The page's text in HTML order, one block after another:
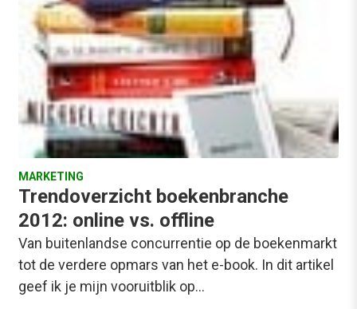
MARKETING
Trendoverzicht boekenbranche
2012: online vs. offline
Van buitenlandse concurrentie op de boekenmarkt
tot de verdere opmars van het e-book. In dit artikel
geef ik je mijn vooruitblik op…